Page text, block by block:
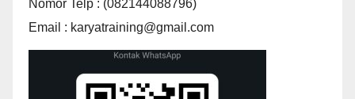
Nomor Telp : (082144088796)
Email : karyatraining@gmail.com